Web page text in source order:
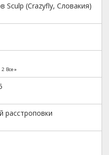
Sculp (Crazyfly, Словакия)
2 Все»
расстроповки